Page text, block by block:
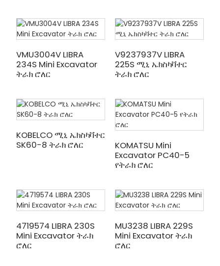
VMU3004V LIBRA
234S Mini Excavator
ትራክ ሮለር
V9237937V LIBRA
225S ሚኒ ኤክስካቫተር
ትራክ ሮለር
KOBELCO ሚኒ ኤክስካቫተር
SK60-8 ትራክ ሮለር
KOMATSU Mini
Excavator PC40-5
የትራክ ሮለር
4719574 LIBRA 230S
Mini Excavator ትራክ
ሮለር
MU3238 LIBRA 229S
Mini Excavator ትራክ
ሮለር